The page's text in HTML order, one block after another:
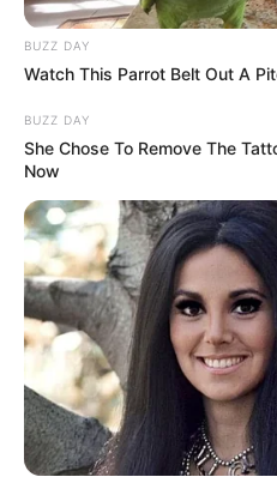
Alamat email Anda tidak akan
BUZZ DAY
Watch This Parrot Belt Out A
BUZZ DAY
She Chose To Remove The
Now